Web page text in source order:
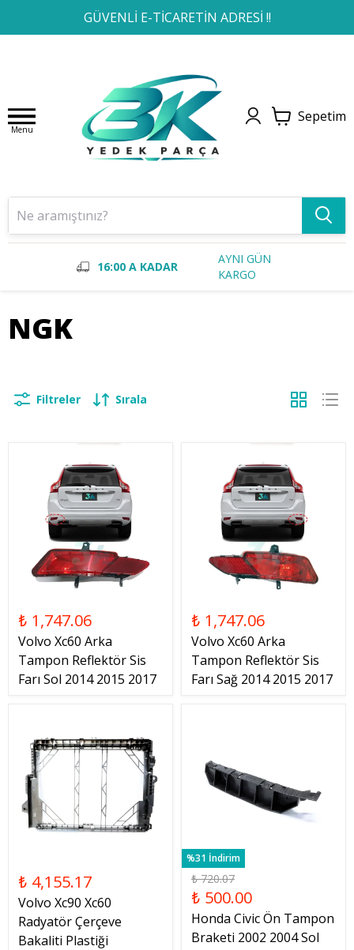
GÜVENLİ E-TİCARETİN ADRESİ !!
1 2 3 4
Menu
Sepetim
16:00 A KADAR
AYNI GÜN
KARGO
NGK
Filtreler Sırala
₺ 1,747.06
Volvo Xc60 Arka
Tampon Reflektör Sis
Farı Sol 2014 2015 2017
₺ 1,747.06
Volvo Xc60 Arka
Tampon Reflektör Sis
Farı Sağ 2014 2015 2017
₺ 4,155.17
Volvo Xc90 Xc60
Radyatör Çerçeve
Bakaliti Plastiği
%31 İndirim
₺ 720.07
₺ 500.00
Honda Civic Ön Tampon
Braketi 2002 2004 Sol